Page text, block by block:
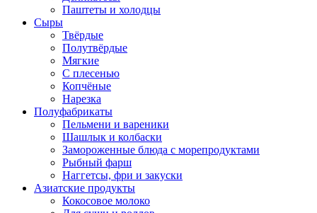
Паштеты и холодцы
Сыры
Твёрдые
Полутвёрдые
Мягкие
С плесенью
Копчёные
Нарезка
Полуфабрикаты
Пельмени и вареники
Шашлык и колбаски
Замороженные блюда с морепродуктами
Рыбный фарш
Наггетсы, фри и закуски
Азиатские продукты
Кокосовое молоко